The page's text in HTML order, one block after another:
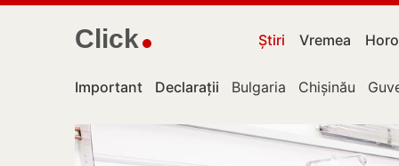
Click Știri Vremea
Important Declarații Bulgaria Chișinău